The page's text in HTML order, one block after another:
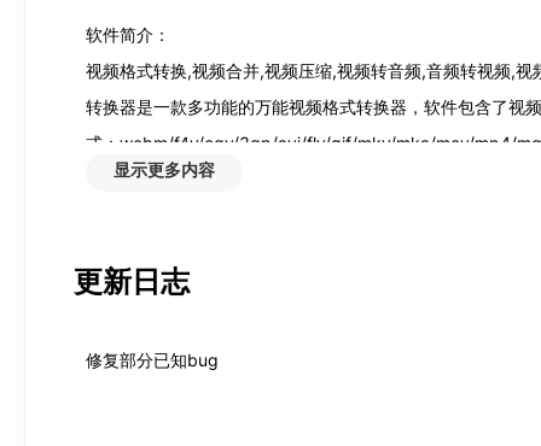
软件简介：
视频格式转换,视频合并,视频压缩,视频转音频,音频转视频,
转换器是一款多功能的万能视频格式转换器，软件包含了视
式：webm/f4v/ogv/3gp/avi/flv/gif/mkv/mka/mov/mp4/
面简洁，只需要三步转换，操作简单易用，视频处理好帮手！
1.支持几乎所有类型多媒体格式到常用的几种格式；
3.多媒体文件减肥；
显示更多内容
更新日志
修复部分已知bug